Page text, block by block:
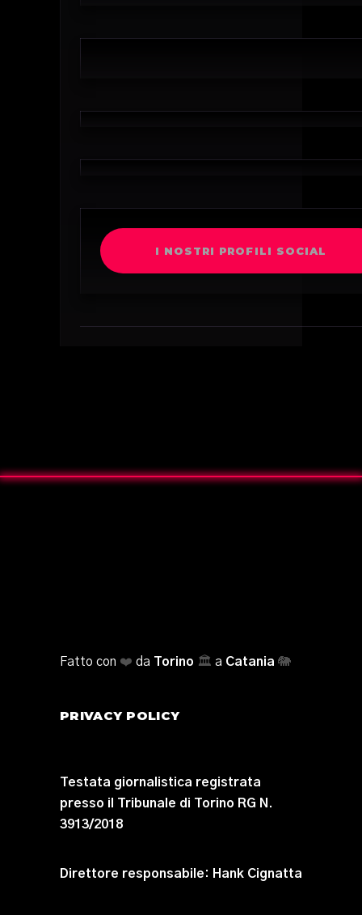
I NOSTRI PROFILI SOCIAL
Fatto con ❤️ da Torino 🏛️ a Catania 🐘
PRIVACY POLICY
Testata giornalistica registrata
presso il Tribunale di Torino RG N.
3913/2018
Direttore responsabile: Hank Cignatta